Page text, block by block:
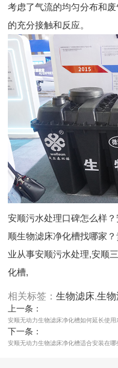
考虑了气流的均匀分布和
的充分接触和反应。
安顺污水处理口碑怎么样
顺生物滤床净化槽找哪家
业从事安顺污水处理,安顺
化槽,
相关标签：生物滤床,生
上一条：
安顺无动力生物滤床净化槽如何延长使用
下一条：
安顺无动力生物滤床净化槽适合安装在哪